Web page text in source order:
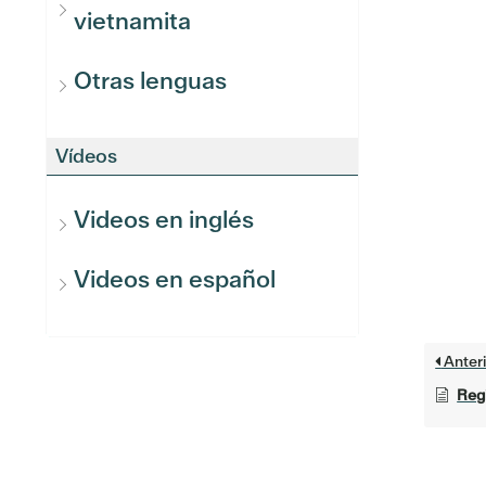
vietnamita
Otras lenguas
Vídeos
Videos en inglés
Videos en español